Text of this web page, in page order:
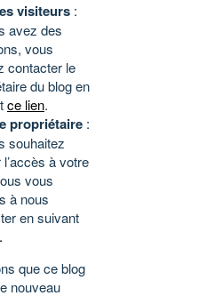
visiteurs :
avez des
vous
contacter le
du blog en
ce lien.
propriétaire :
souhaitez
l’accès à votre
vous
à nous
en suivant
.
que ce blog
nouveau